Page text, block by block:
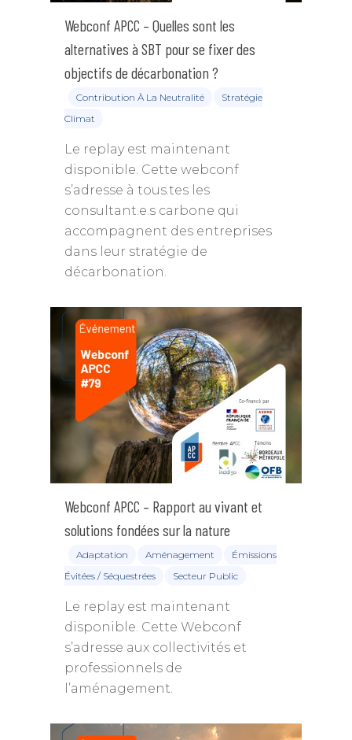
Webconf APCC – Quelles sont les
alternatives à SBT pour se fixer des
objectifs de décarbonation ?
Contribution À La Neutralité
Stratégie
Climat
Le replay est maintenant
disponible. Cette webconf
s’adresse à tous.tes les
consultant.e.s carbone qui
accompagnent des entreprises
dans leur stratégie de
décarbonation.
Webconf APCC – Rapport au vivant et
solutions fondées sur la nature
Adaptation Aménagement
Émissions
Évitées / Séquestrées
Secteur Public
Le replay est maintenant
disponible. Cette Webconf
s’adresse aux collectivités et
professionnels de
l’aménagement.